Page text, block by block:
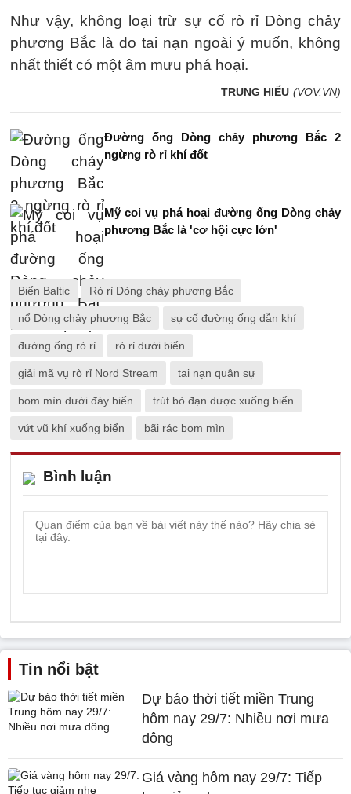
Như vậy, không loại trừ sự cố rò rỉ Dòng chảy
phương Bắc là do tai nạn ngoài ý muốn, không
nhất thiết có một âm mưu phá hoại.
TRUNG HIẾU (VOV.VN)
Đường ống Dòng chảy phương Bắc 2
ngừng rò rỉ khí đốt
Mỹ coi vụ phá hoại đường ống Dòng chảy
phương Bắc là 'cơ hội cực lớn'
Biển Baltic Rò rỉ Dòng chảy phương Bắc
nổ Dòng chảy phương Bắc sự cố đường ống dẫn khí
đường ống rò rỉ rò rỉ dưới biển
giải mã vụ rò rỉ Nord Stream tai nạn quân sự
bom mìn dưới đáy biển trút bỏ đạn dược xuống biển
vứt vũ khí xuống biển bãi rác bom mìn
Bình luận
Tin nổi bật
Dự báo thời tiết miền Trung
hôm nay 29/7: Nhiều nơi mưa
dông
Giá vàng hôm nay 29/7: Tiếp